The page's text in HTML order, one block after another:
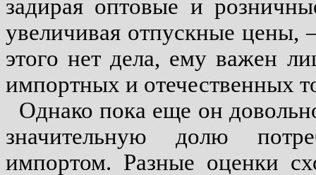
задирая оптовые и
увеличивая отпускные цены,
этого нет дела, ему важен
импортных и отечественных
Однако пока еще он
значительную долю
импортом. Разные оценки